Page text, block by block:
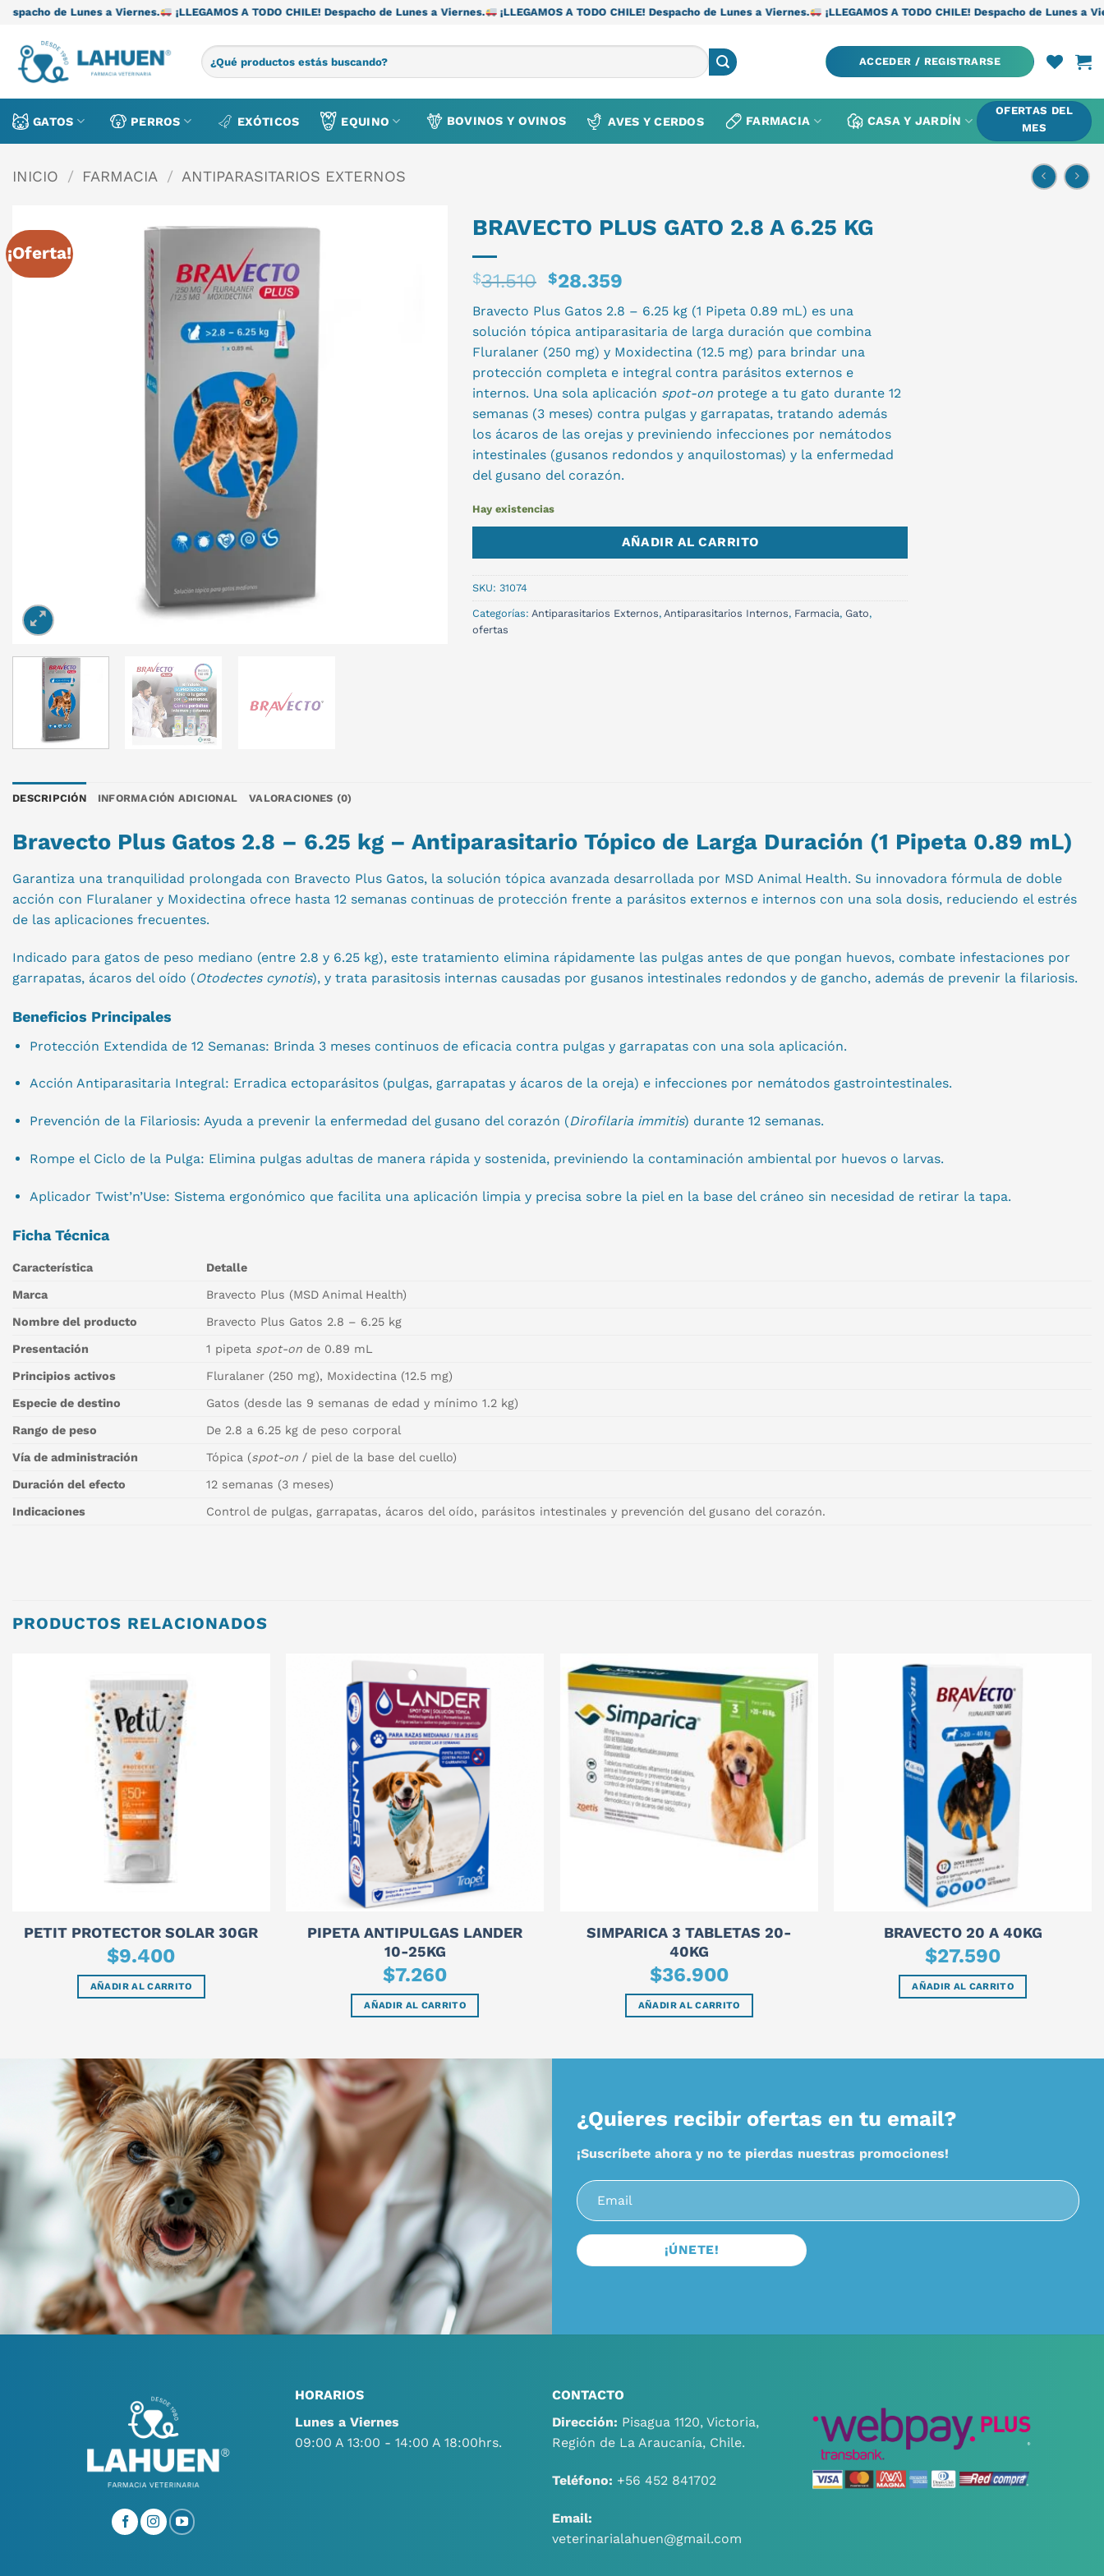
Saltar
contenido
a Viernes. ¡LLEGAMOS A TODO CHILE! Despacho de Lunes a Viernes. ¡LLEGAMOS A TODO CHILE! Despacho de Lunes a Viernes. ¡LLEGAMOS A TODO CHILE! Despacho de Lunes a Viernes.
Buscar
por:
ACCEDER / REGISTRARSE
GATOS PERROS EXÓTICOS EQUINO BOVINOS Y OVINOS AVES Y CERDOS FARMACIA CASA Y JARDÍN
OFERTAS DEL
MES
INICIO / FARMACIA / ANTIPARASITARIOS EXTERNOS
¡Oferta!
BRAVECTO PLUS GATO 2.8 A 6.25 KG
$31.510 El
original
era:
$31.510.
$28.359
precio
actual
es:
$28.359.
Bravecto Plus Gatos 2.8 – 6.25 kg (1 Pipeta 0.89 mL) es una
solución tópica antiparasitaria de larga duración que combina
Fluralaner (250 mg) y Moxidectina (12.5 mg) para brindar una
protección completa e integral contra parásitos externos e
internos. Una sola aplicación spot-on protege a tu gato durante 12
semanas (3 meses) contra pulgas y garrapatas, tratando además
los ácaros de las orejas y previniendo infecciones por nemátodos
intestinales (gusanos redondos y anquilostomas) y la enfermedad
del gusano del corazón.
Hay existencias
AÑADIR AL CARRITO
SKU: 31074
Categorías: Antiparasitarios Externos, Antiparasitarios Internos, Farmacia, Gato,
ofertas
DESCRIPCIÓN INFORMACIÓN ADICIONAL VALORACIONES (0)
Bravecto Plus Gatos 2.8 – 6.25 kg – Antiparasitario Tópico de Larga Duración (1 Pipeta 0.89 mL)
Garantiza una tranquilidad prolongada con Bravecto Plus Gatos, la solución tópica avanzada desarrollada por MSD Animal Health. Su innovadora fórmula de doble
acción con Fluralaner y Moxidectina ofrece hasta 12 semanas continuas de protección frente a parásitos externos e internos con una sola dosis, reduciendo el estrés
de las aplicaciones frecuentes.
Indicado para gatos de peso mediano (entre 2.8 y 6.25 kg), este tratamiento elimina rápidamente las pulgas antes de que pongan huevos, combate infestaciones por
garrapatas, ácaros del oído (Otodectes cynotis), y trata parasitosis internas causadas por gusanos intestinales redondos y de gancho, además de prevenir la filariosis.
Beneficios Principales
Protección Extendida de 12 Semanas: Brinda 3 meses continuos de eficacia contra pulgas y garrapatas con una sola aplicación.
Acción Antiparasitaria Integral: Erradica ectoparásitos (pulgas, garrapatas y ácaros de la oreja) e infecciones por nemátodos gastrointestinales.
Prevención de la Filariosis: Ayuda a prevenir la enfermedad del gusano del corazón (Dirofilaria immitis) durante 12 semanas.
Rompe el Ciclo de la Pulga: Elimina pulgas adultas de manera rápida y sostenida, previniendo la contaminación ambiental por huevos o larvas.
Aplicador Twist’n’Use: Sistema ergonómico que facilita una aplicación limpia y precisa sobre la piel en la base del cráneo sin necesidad de retirar la tapa.
Ficha Técnica
Característica Detalle
Marca Bravecto Plus (MSD Animal Health)
Nombre del producto Bravecto Plus Gatos 2.8 – 6.25 kg
Presentación 1 pipeta spot-on de 0.89 mL
Principios activos Fluralaner (250 mg), Moxidectina (12.5 mg)
Especie de destino Gatos (desde las 9 semanas de edad y mínimo 1.2 kg)
Rango de peso De 2.8 a 6.25 kg de peso corporal
Vía de administración Tópica (spot-on / piel de la base del cuello)
Duración del efecto 12 semanas (3 meses)
Indicaciones Control de pulgas, garrapatas, ácaros del oído, parásitos intestinales y prevención del gusano del corazón.
PRODUCTOS RELACIONADOS
PETIT PROTECTOR SOLAR 30GR
$9.400
AÑADIR AL CARRITO
PIPETA ANTIPULGAS LANDER
10-25KG
$7.260
AÑADIR AL CARRITO
SIMPARICA 3 TABLETAS 20-
40KG
$36.900
AÑADIR AL CARRITO
BRAVECTO 20 A 40KG
$27.590
AÑADIR AL CARRITO
¿Quieres recibir ofertas en tu email?
¡Suscríbete ahora y no te pierdas nuestras promociones!
HORARIOS
Lunes a Viernes
09:00 A 13:00 - 14:00 A 18:00hrs.
CONTACTO
Dirección: Pisagua 1120, Victoria,
Región de La Araucanía, Chile.
Teléfono: +56 452 841702
Email:
veterinarialahuen@gmail.com